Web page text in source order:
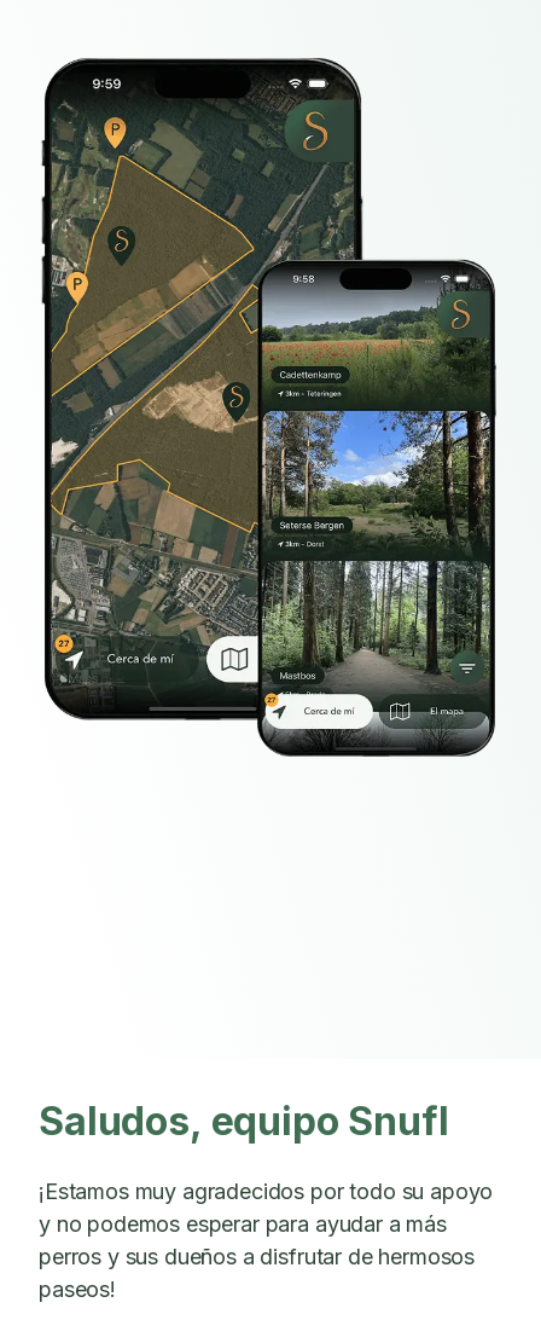
Saludos, equipo Snufl
¡Estamos muy agradecidos por todo su apoyo
y no podemos esperar para ayudar a más
perros y sus dueños a disfrutar de hermosos
paseos!